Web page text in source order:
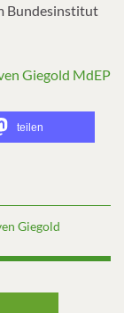
Bundesinstitut
Giegold MdEP
teilen
Giegold